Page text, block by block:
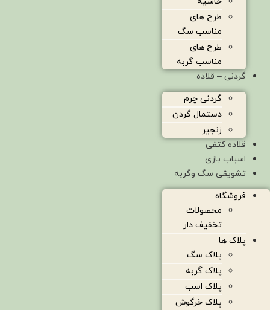
طرح های
مناسب سگ
طرح های
مناسب گربه
گردنی – قلاده
گردنی چرم
دستمال گردن
زنجیر
قلاده کتفی
اسباب بازی
تشویقی سگ وگربه
فروشگاه
محصولات
تخفیف دار
پلاک ها
پلاک سگ
پلاک گربه
پلاک اسب
پلاک خرگوش